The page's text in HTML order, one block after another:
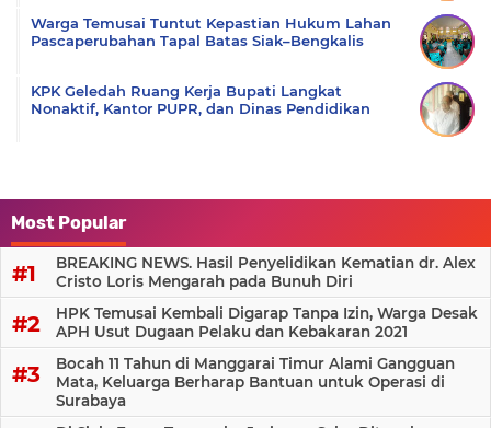
Warga Temusai Tuntut Kepastian Hukum Lahan
Pascaperubahan Tapal Batas Siak–Bengkalis
KPK Geledah Ruang Kerja Bupati Langkat
Nonaktif, Kantor PUPR, dan Dinas Pendidikan
Most Popular
BREAKING NEWS. Hasil Penyelidikan Kematian dr. Alex
Cristo Loris Mengarah pada Bunuh Diri
HPK Temusai Kembali Digarap Tanpa Izin, Warga Desak
APH Usut Dugaan Pelaku dan Kebakaran 2021
Bocah 11 Tahun di Manggarai Timur Alami Gangguan
Mata, Keluarga Berharap Bantuan untuk Operasi di
Surabaya